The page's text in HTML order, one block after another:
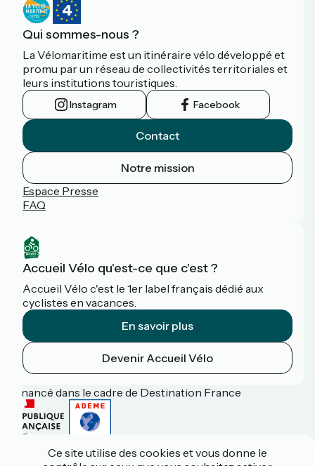
Qui sommes-nous ?
La Vélomaritime est un itinéraire vélo développé et
promu par un réseau de collectivités territoriales et
leurs institutions touristiques.
Instagram Facebook
Contact
Notre mission
Espace Presse
FAQ
Accueil Vélo qu'est-ce que c'est ?
Accueil Vélo c'est le 1er label français dédié aux
cyclistes en vacances.
En savoir plus
Devenir Accueil Vélo
Financé dans le cadre de Destination France
Espace pro / presse
Ce site utilise des cookies et vous donne le